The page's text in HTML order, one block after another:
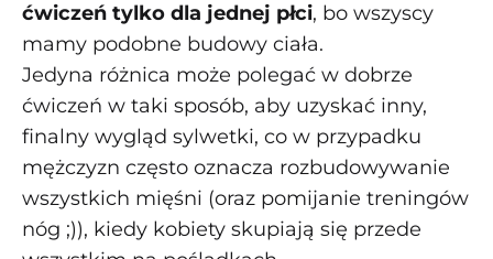
ćwiczeń tylko dla jednej płci, bo wszyscy
mamy podobne budowy ciała.
Jedyna różnica może polegać w dobrze
ćwiczeń w taki sposób, aby uzyskać inny,
finalny wygląd sylwetki, co w przypadku
mężczyzn często oznacza rozbudowywanie
wszystkich mięśni (oraz pomijanie treningów
nóg ;)), kiedy kobiety skupiają się przede